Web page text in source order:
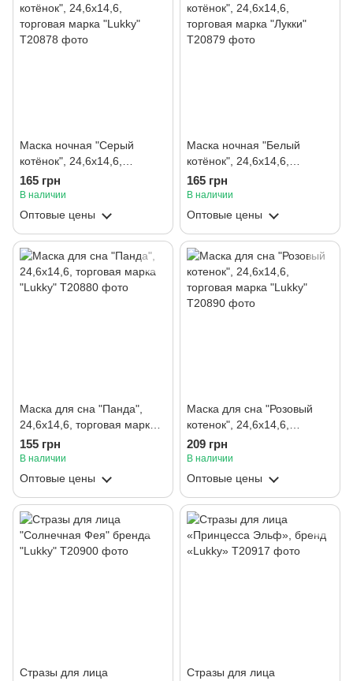
Маска ночная "Серый
котёнок", 24,6х14,6,
торговая марка "Lukky"
165 грн
В наличии
Оптовые цены
Маска ночная "Белый
котёнок", 24,6х14,6,
торговая марка "Лукки"
165 грн
В наличии
Оптовые цены
Маска для сна "Панда",
24,6х14,6, торговая марка
"Lukky"
155 грн
В наличии
Оптовые цены
Маска для сна "Розовый
котенок", 24,6х14,6,
торговая марка "Lukky"
209 грн
В наличии
Оптовые цены
Стразы для лица
Стразы для лица